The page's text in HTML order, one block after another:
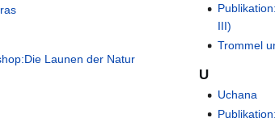
Launen der Natur
III)
Trommel
U
Uchana